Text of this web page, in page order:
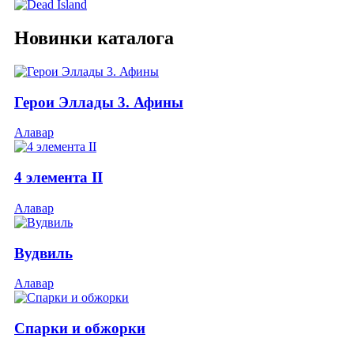
Новинки каталога
Герои Эллады 3. Афины
Алавар
4 элемента II
Алавар
Вудвиль
Алавар
Спарки и обжорки